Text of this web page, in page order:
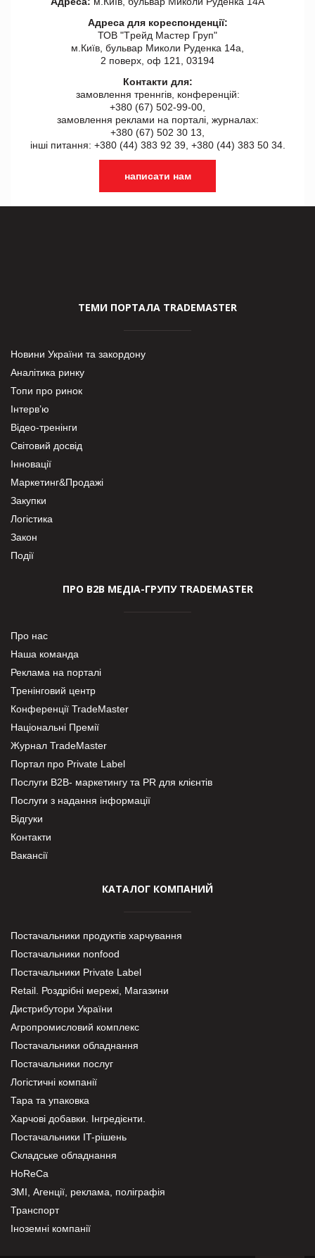
Адреса для кореспонденції:
ТОВ "Tрейд Мастер Груп"
м.Київ, бульвар Миколи Руденка 14а,
2 поверх, оф 121, 03194
Контакти для:
замовлення треннгів, конференцій:
+380 (67) 502-99-00,
замовлення реклами на порталі, журналах:
+380 (67) 502 30 13,
інші питання: +380 (44) 383 92 39, +380 (44) 383 50 34.
написати нам
ТЕМИ ПОРТАЛА TRADEMASTER
Новини України та закордону
Аналітика ринку
Топи про ринок
Інтерв’ю
Відео-тренінги
Світовий досвід
Інновації
Маркетинг&Продажі
Закупки
Логістика
Закон
Події
ПРО В2В МЕДІА-ГРУПУ TRADEMASTER
Про нас
Наша команда
Реклама на порталі
Тренінговий центр
Конференції TradeMaster
Національні Премії
Журнал TradeMaster
Портал про Private Label
Послуги В2В- маркетингу та PR для клієнтів
Послуги з надання інформації
Відгуки
Контакти
Вакансії
КАТАЛОГ КОМПАНИЙ
Постачальники продуктів харчування
Постачальники nonfood
Постачальники Private Label
Retail. Роздрібні мережі, Магазини
Дистрибутори України
Агропромисловий комплекс
Постачальники обладнання
Постачальники послуг
Логістичні компанії
Тара та упаковка
Харчові добавки. Інгредієнти.
Постачальники IT-рішень
Складське обладнання
HoReCa
ЗМІ, Агенції, реклама, поліграфія
Транспорт
Іноземні компанії